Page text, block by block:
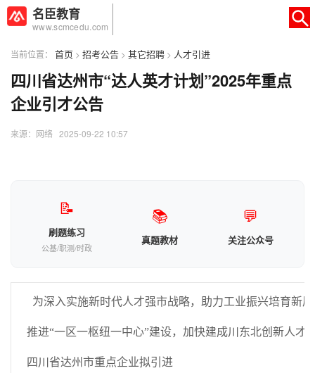
名臣教育
www.scmcedu.com
当前位置： 首页 > 招考公告 > 其它招聘 > 人才引进
四川省达州市“达人英才计划”2025年重点
企业引才公告
来源：网络 2025-09-22 10:57
📝
刷题练习
公基/职测/时政
📚
真题教材
💬
关注公众号
为深入实施新时代人才强市战略，助力工业振兴培育新
推进“一区一枢纽一中心”建设，加快建成川东北创新人才
四川省达州市重点企业拟引进
AI智能助手 转人工